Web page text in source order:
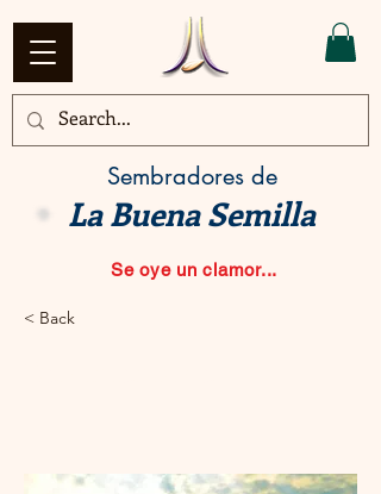
Sembradores de
La Buena Semilla
Se oye un clamor...
< Back